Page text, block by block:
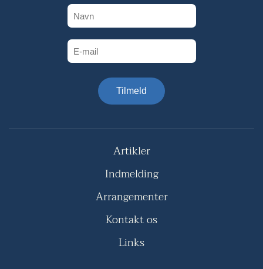
Tilmeld
Artikler
Indmelding
Arrangementer
Kontakt os
Links